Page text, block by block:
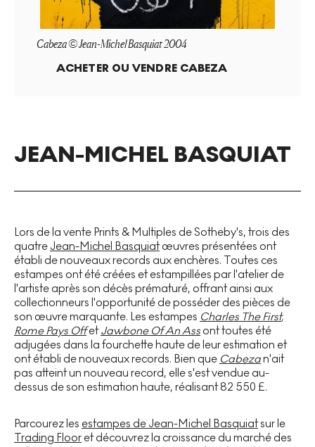
Cabeza © Jean-Michel Basquiat 2004
ACHETER OU VENDRE CABEZA
JEAN-MICHEL BASQUIAT
Lors de la vente Prints & Multiples de Sotheby's, trois des
quatre Jean-Michel Basquiatœuvres présentées ont
établi de nouveaux records aux enchères. Toutes ces
estampes ont été créées et estampillées par l'atelier de
l'artiste après son décès prématuré, offrant ainsi aux
collectionneurs l'opportunité de posséder des pièces de
son œuvre marquante. Les estampes Charles The First,
Rome Pays OffetJawbone Of An Ass ont toutes été
adjugées dans la fourchette haute de leur estimation et
ont établi de nouveaux records. Bien que Cabezan'ait
pas atteint un nouveau record, elle s'est vendue au-
dessus de son estimation haute, réalisant 82 550 £.
Parcourez les estampes de Jean-Michel Basquiatsur le
Trading Floor et découvrez la croissance du marché des